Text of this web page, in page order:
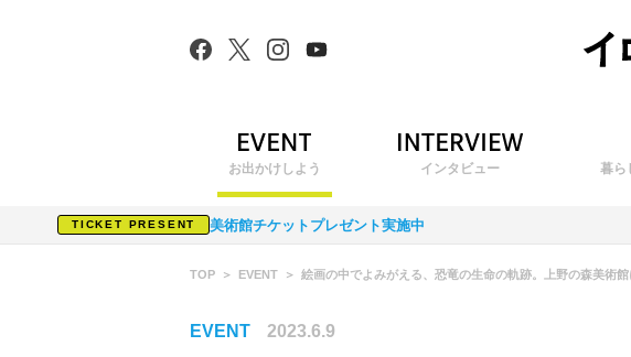
お出かけしよう インタビュー 暮ら
TICKET PRESENT 美術館チケットプレゼント実施中
TOP EVENT 絵画の中でよみがえる、恐竜の生命の軌跡。上野の森美術
EVENT 2023.6.9